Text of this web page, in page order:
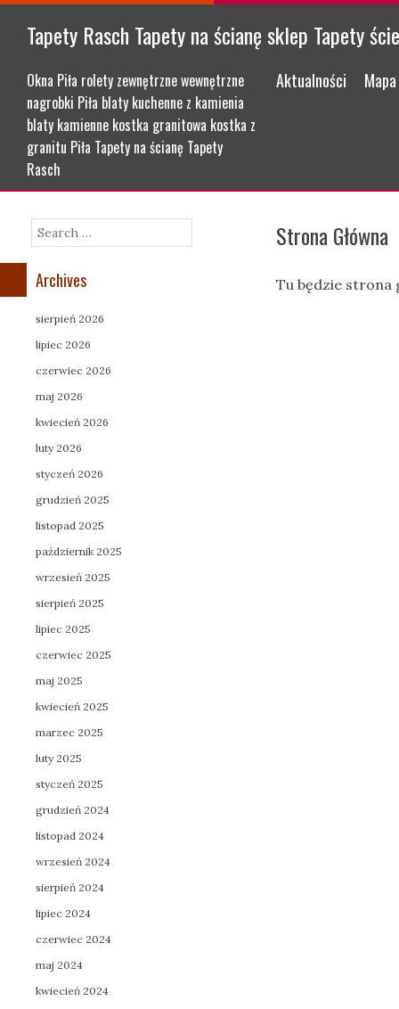
Tapety Rasch Tapety na ścianę sklep Tapety
Okna Piła rolety zewnętrzne wewnętrzne
nagrobki Piła blaty kuchenne z kamienia
blaty kamienne kostka granitowa kostka z
granitu Piła Tapety na ścianę Tapety
Rasch
Menu
Skip to content
Aktualności
Strona Główna
Tu będzie strona
Search
Archives
sierpień 2026
lipiec 2026
czerwiec 2026
maj 2026
kwiecień 2026
luty 2026
styczeń 2026
grudzień 2025
listopad 2025
październik 2025
wrzesień 2025
sierpień 2025
lipiec 2025
czerwiec 2025
maj 2025
kwiecień 2025
marzec 2025
luty 2025
styczeń 2025
grudzień 2024
listopad 2024
wrzesień 2024
sierpień 2024
lipiec 2024
czerwiec 2024
maj 2024
kwiecień 2024